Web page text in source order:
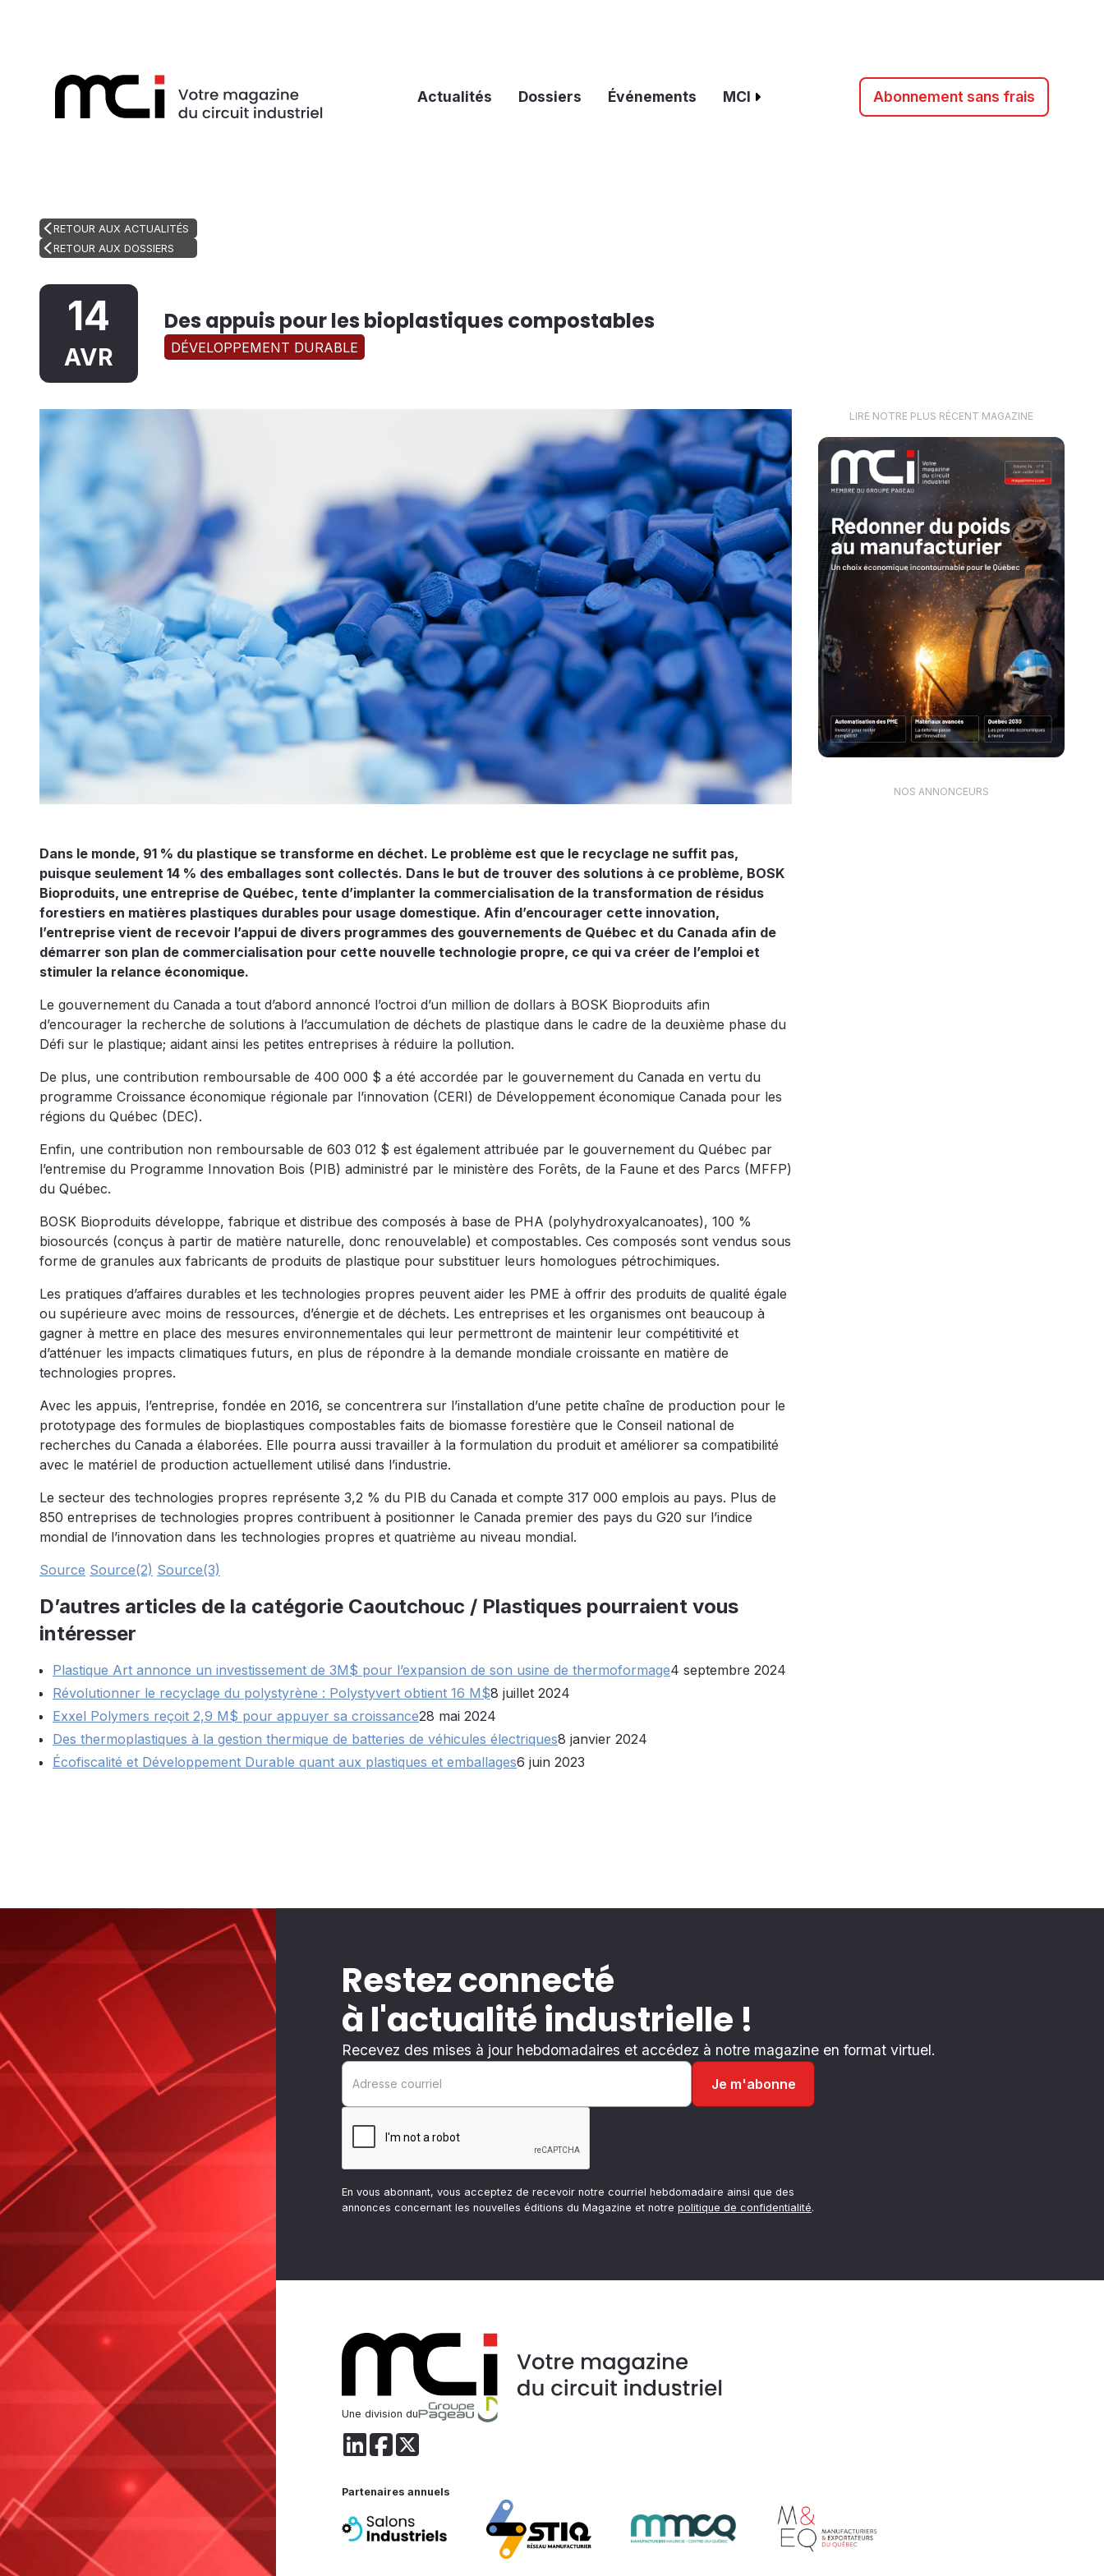
Actualités Dossiers Événements MCI Abonnement sans frais
RETOUR AUX ACTUALITÉS
RETOUR AUX DOSSIERS
14
AVR
Des appuis pour les bioplastiques compostables
DÉVELOPPEMENT DURABLE
Dans le monde, 91 % du plastique se transforme en déchet. Le problème est que le recyclage ne suffit pas,
puisque seulement 14 % des emballages sont collectés. Dans le but de trouver des solutions à ce problème, BOSK
Bioproduits, une entreprise de Québec, tente d’implanter la commercialisation de la transformation de résidus
forestiers en matières plastiques durables pour usage domestique. Afin d’encourager cette innovation,
l’entreprise vient de recevoir l’appui de divers programmes des gouvernements de Québec et du Canada afin de
démarrer son plan de commercialisation pour cette nouvelle technologie propre, ce qui va créer de l’emploi et
stimuler la relance économique.
Le gouvernement du Canada a tout d’abord annoncé l’octroi d’un million de dollars à BOSK Bioproduits afin
d’encourager la recherche de solutions à l’accumulation de déchets de plastique dans le cadre de la deuxième phase du
Défi sur le plastique; aidant ainsi les petites entreprises à réduire la pollution.
De plus, une contribution remboursable de 400 000 $ a été accordée par le gouvernement du Canada en vertu du
programme Croissance économique régionale par l’innovation (CERI) de Développement économique Canada pour les
régions du Québec (DEC).
Enfin, une contribution non remboursable de 603 012 $ est également attribuée par le gouvernement du Québec par
l’entremise du Programme Innovation Bois (PIB) administré par le ministère des Forêts, de la Faune et des Parcs (MFFP)
du Québec.
BOSK Bioproduits développe, fabrique et distribue des composés à base de PHA (polyhydroxyalcanoates), 100 %
biosourcés (conçus à partir de matière naturelle, donc renouvelable) et compostables. Ces composés sont vendus sous
forme de granules aux fabricants de produits de plastique pour substituer leurs homologues pétrochimiques.
Les pratiques d’affaires durables et les technologies propres peuvent aider les PME à offrir des produits de qualité égale
ou supérieure avec moins de ressources, d’énergie et de déchets. Les entreprises et les organismes ont beaucoup à
gagner à mettre en place des mesures environnementales qui leur permettront de maintenir leur compétitivité et
d’atténuer les impacts climatiques futurs, en plus de répondre à la demande mondiale croissante en matière de
technologies propres.
Avec les appuis, l’entreprise, fondée en 2016, se concentrera sur l’installation d’une petite chaîne de production pour le
prototypage des formules de bioplastiques compostables faits de biomasse forestière que le Conseil national de
recherches du Canada a élaborées. Elle pourra aussi travailler à la formulation du produit et améliorer sa compatibilité
avec le matériel de production actuellement utilisé dans l’industrie.
Le secteur des technologies propres représente 3,2 % du PIB du Canada et compte 317 000 emplois au pays. Plus de
850 entreprises de technologies propres contribuent à positionner le Canada premier des pays du G20 sur l’indice
mondial de l’innovation dans les technologies propres et quatrième au niveau mondial.
Source Source(2) Source(3)
D’autres articles de la catégorie Caoutchouc / Plastiques pourraient vous
intéresser
Plastique Art annonce un investissement de 3M$ pour l’expansion de son usine de thermoformage4 septembre 2024
Révolutionner le recyclage du polystyrène : Polystyvert obtient 16 M$8 juillet 2024
Exxel Polymers reçoit 2,9 M$ pour appuyer sa croissance28 mai 2024
Des thermoplastiques à la gestion thermique de batteries de véhicules électriques8 janvier 2024
Écofiscalité et Développement Durable quant aux plastiques et emballages6 juin 2023
LIRE NOTRE PLUS RÉCENT MAGAZINE
NOS ANNONCEURS
Restez connecté
à l'actualité industrielle !
Recevez des mises à jour hebdomadaires et accédez à notre magazine en format virtuel.
En vous abonnant, vous acceptez de recevoir notre courriel hebdomadaire ainsi que des
annonces concernant les nouvelles éditions du Magazine et notre politique de confidentialité.
Une division du
Partenaires annuels